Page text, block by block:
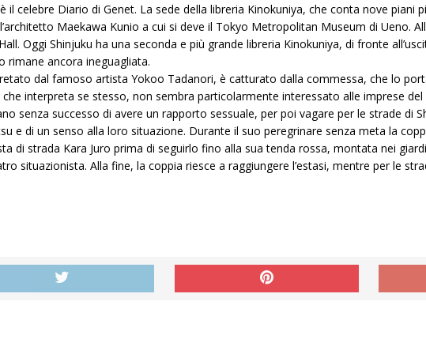
il celebre Diario di Genet. La sede della libreria Kinokuniya, che conta nove piani
Maekawa Kunio a cui si deve il Tokyo Metropolitan Museum di Ueno.
Oggi Shinjuku ha una seconda e più grande libreria Kinokuniya, di fronte
rimane ancora ineguagliata.
dal famoso artista Yokoo Tadanori, è catturato dalla commessa, che lo
interpreta se stesso, non sembra particolarmente interessato alle imprese del
senza successo di avere un rapporto sessuale, per poi vagare per le strade di
e di un senso alla loro situazione. Durante il suo peregrinare senza meta la
di strada Kara Juro prima di seguirlo fino alla sua tenda rossa, montata nei
situazionista. Alla fine, la coppia riesce a raggiungere l’estasi, mentre per le